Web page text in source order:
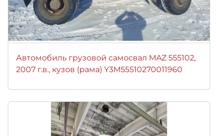
Автомобиль грузовой самосвал MAZ 555102,
2007 г.в., кузов (рама) Y3M55510270011960